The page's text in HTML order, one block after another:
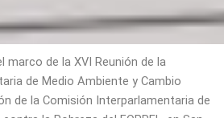
marco de la XVI Reunión de la
de Medio Ambiente y Cambio
de la Comisión Interparlamentaria de